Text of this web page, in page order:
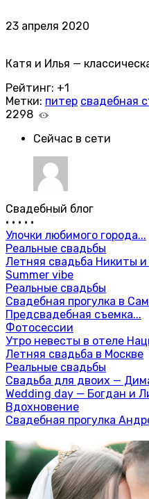
23 апреля 2020
Катя и Илья —
Рейтинг: +1
Метки: питер свадебная
2298
Сейчас в сети
Свадебный блог
• • • • •
Улочки любимого города...
Реальные свадьбы
Летняя свадьба Никиты
Summer vibe
Реальные свадьбы
Свадебная прогулка в
Предсвадебная съемка...
Фотосессии
Утро невесты в отеле
Летняя свадьба в Москве
Реальные свадьбы
Свадьба для двоих —
Wedding day — Богдан и
Вдохновение
Свадебная прогулка